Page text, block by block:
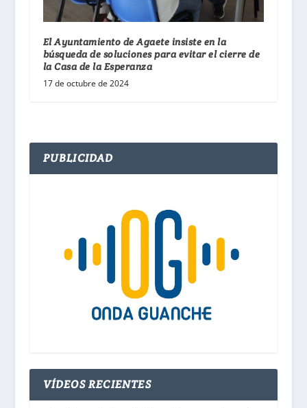
El Ayuntamiento de Agaete insiste en la
búsqueda de soluciones para evitar el cierre de
la Casa de la Esperanza
17 de octubre de 2024
PUBLICIDAD
VÍDEOS RECIENTES